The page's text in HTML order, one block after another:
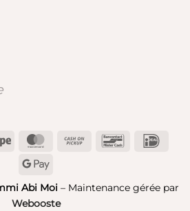
Stripe MasterCard
Cash
Bancontact
Abi Moi – Maintenance gérée par
Webooste